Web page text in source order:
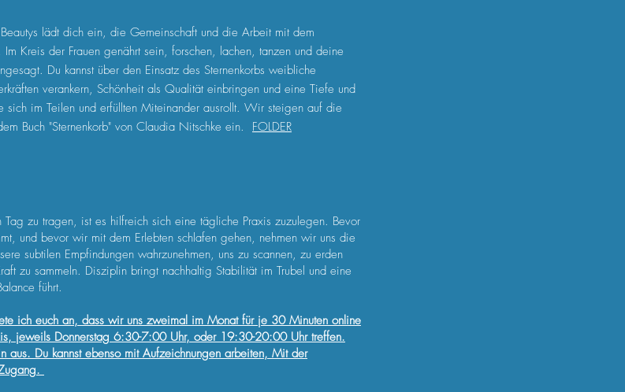
lädt dich ein, die Gemeinschaft und die Arbeit mit dem
Im Kreis der Frauen genährt sein, forschen, lachen, tanzen und deine
Du kannst über den Einsatz des Sternenkorbs weibliche
verankern, Schönheit als Qualität einbringen und eine Tiefe und
sich im Teilen und erfüllten Miteinander ausrollt. Wir steigen auf die
Buch "Sternenkorb" von Claudia Nitschke ein. FOLDER
Tag zu tragen, ist es hilfreich sich eine tägliche Praxis zuzulegen. Bevor
und bevor wir mit dem Erlebten schlafen gehen, nehmen wir uns die
subtilen Empfindungen wahrzunehmen, uns zu scannen, zu erden
zu sammeln. Disziplin bringt nachhaltig Stabilität im Trubel und eine
führt.
ich euch an, dass wir uns zweimal im Monat für je 30 Minuten online
jeweils Donnerstag 6:30-7:00 Uhr, oder 19:30-20:00 Uhr treffen.
aus. Du kannst ebenso mit Aufzeichnungen arbeiten, Mit der